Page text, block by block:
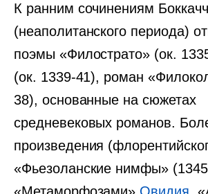
К ранним сочинениям
(неаполитанского периода)
поэмы «Филострато» (ок.
(ок. 1339-41), роман
38), основанные на сюжетах
средневековых романов.
произведения
«Фьезоланские нимфы»